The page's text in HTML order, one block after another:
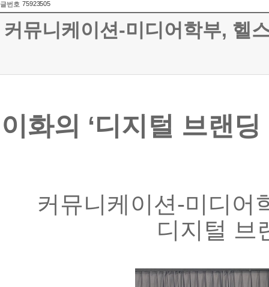
글번호 75923505
커뮤니케이션-미디어학부, 헬
이화의 ‘디지털 브랜딩
커뮤니케이션-미디어
디지털 브